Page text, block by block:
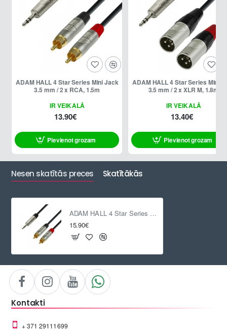
IR VEIKALĀ
ADAM HALL 4 Star Series Mini Jack
3.5 mm / 2 x RCA, 1.5m
13.90€
Pievienot grozam
IR VEIKALĀ
ADAM HALL 4 Star Series Mini Jack
3.5 mm / 2 x XLR M, 1.8m
13.40€
Pievienot grozam
Nesen skatītās preces Skatītākās
ADAM HALL 4 Star Series Mini Jack 3.5 mm / 2 x RCA, 3m
15.90€
Kontakti
+ 371 29111699